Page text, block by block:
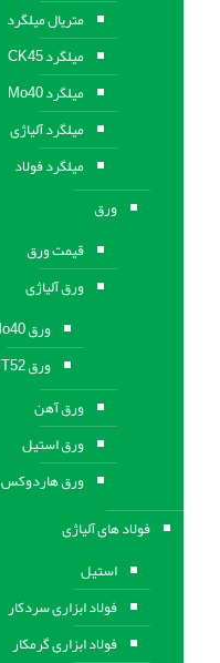
متریال میلگرد
میلگرد CK45
میلگرد Mo40
میلگرد آلیاژی
میلگرد فولاد
ورق
قیمت ورق
ورق آلیاژی
ورق Mo40
ورق ST52
ورق آهن
ورق استيل
ورق هاردوکس
فولاد های آلیاژی
استیل
فولاد ابزاری سردکار
فولاد ابزاری گرمکار